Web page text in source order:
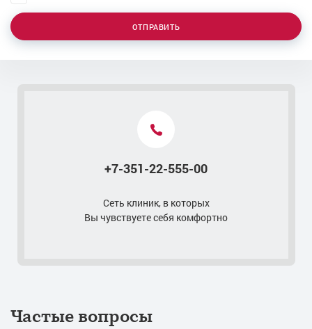
ОТПРАВИТЬ
+7-351-22-555-00
Сеть клиник, в которых
Вы чувствуете себя комфортно
Частые вопросы